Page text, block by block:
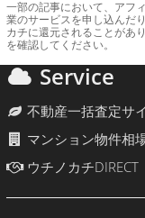
一部の記事において、アフ
業のサービスを申し込んだ
カチに還元されることがあ
を確認してください。
Service
不動産一括査定サ
マンション物件相
ウチノカチDIRECT